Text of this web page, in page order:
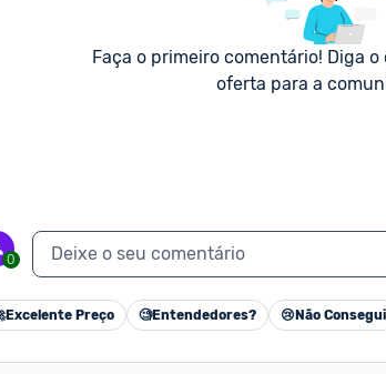
Faça o primeiro comentário! Diga
oferta para a
0 Deixe o seu comentário
Excelente Preço 🧐Entendedores? 😢 Não Consegui